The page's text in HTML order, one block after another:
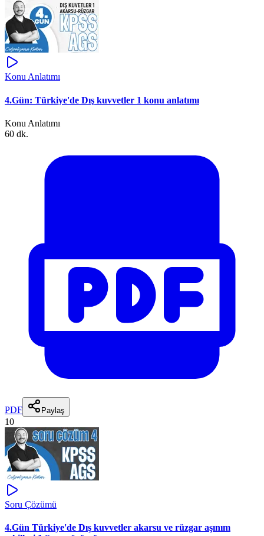
Konu Anlatımı
4.Gün: Türkiye'de Dış kuvvetler 1 konu anlatımı
Konu Anlatımı
60 dk.
PDF Paylaş
10
Soru Çözümü
4.Gün Türkiye'de Dış kuvvetler akarsu ve rüzgar aşınım